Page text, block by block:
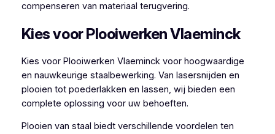
compenseren van materiaal terugvering.
Kies voor Plooiwerken Vlaeminck
Kies voor Plooiwerken Vlaeminck voor hoogwaardige
en nauwkeurige staalbewerking. Van lasersnijden en
plooien tot poederlakken en lassen, wij bieden een
complete oplossing voor uw behoeften.
Plooien van staal biedt verschillende voordelen ten